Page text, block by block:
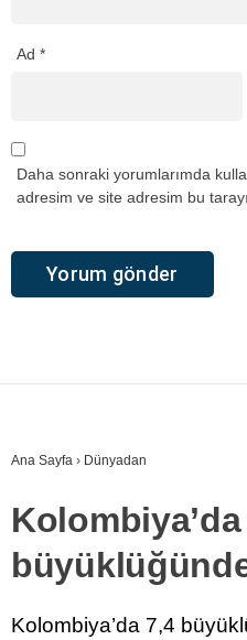
Ad *
Daha sonraki yorumlarımda
adresim ve site adresim bu
Ana Sayfa › Dünyadan
Kolombiya’da 7,4